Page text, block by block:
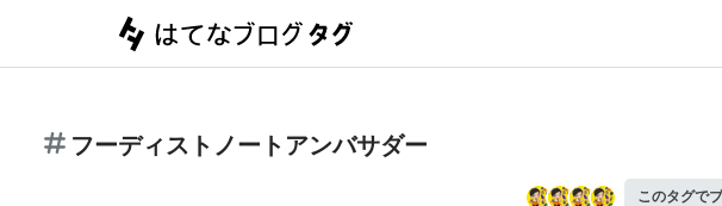
フーディストノートアンバサダー
このタグで